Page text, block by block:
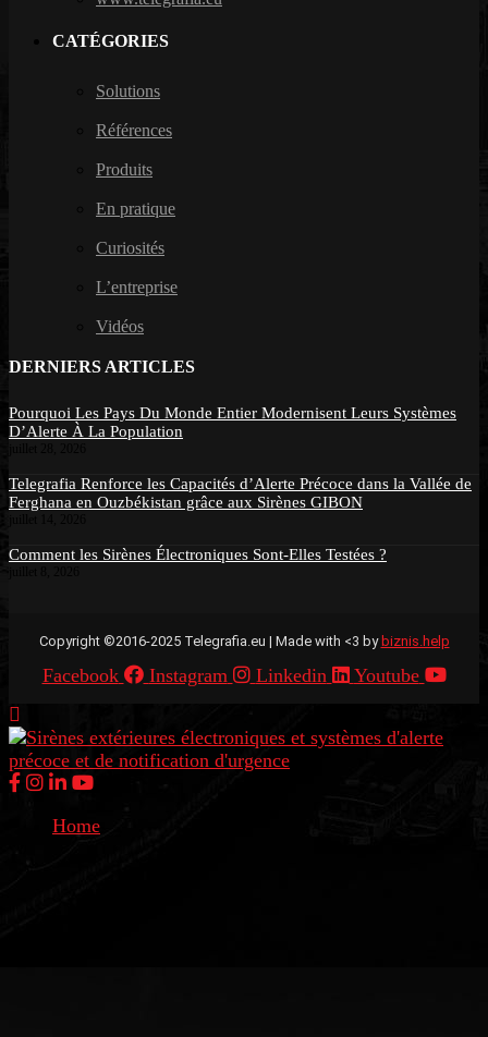
CATÉGORIES
Solutions
Références
Produits
En pratique
Curiosités
L’entreprise
Vidéos
DERNIERS ARTICLES
Pourquoi Les Pays Du Monde Entier Modernisent Leurs Systèmes
D’Alerte À La Population
Telegrafia Renforce les Capacités d’Alerte Précoce dans la Vallée de
Ferghana en Ouzbékistan grâce aux Sirènes GIBON
Comment les Sirènes Électroniques Sont-Elles Testées ?
Copyright ©2016-2025 Telegrafia.eu | Made with <3 bybiznis.help
Facebook Instagram Linkedin Youtube
Home